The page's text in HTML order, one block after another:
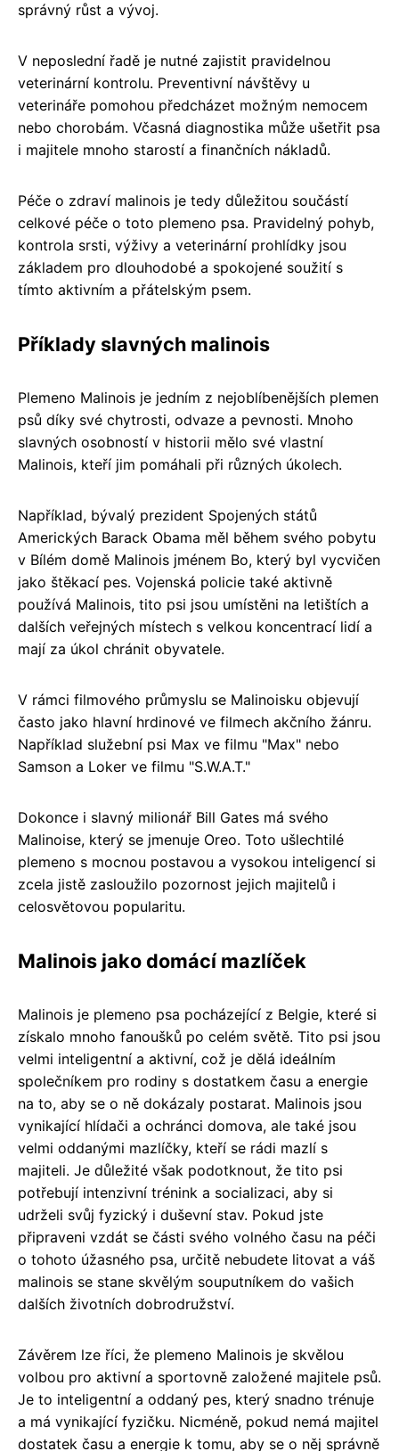
správný růst a vývoj.
V neposlední řadě je nutné zajistit pravidelnou
veterinární kontrolu. Preventivní návštěvy u
veterináře pomohou předcházet možným nemocem
nebo chorobám. Včasná diagnostika může ušetřit psa
i majitele mnoho starostí a finančních nákladů.
Péče o zdraví malinois je tedy důležitou součástí
celkové péče o toto plemeno psa. Pravidelný pohyb,
kontrola srsti, výživy a veterinární prohlídky jsou
základem pro dlouhodobé a spokojené soužití s
tímto aktivním a přátelským psem.
Příklady slavných malinois
Plemeno Malinois je jedním z nejoblíbenějších plemen
psů díky své chytrosti, odvaze a pevnosti. Mnoho
slavných osobností v historii mělo své vlastní
Malinois, kteří jim pomáhali při různých úkolech.
Například, bývalý prezident Spojených států
Amerických Barack Obama měl během svého pobytu
v Bílém domě Malinois jménem Bo, který byl vycvičen
jako štěkací pes. Vojenská policie také aktivně
používá Malinois, tito psi jsou umístěni na letištích a
dalších veřejných místech s velkou koncentrací lidí a
mají za úkol chránit obyvatele.
V rámci filmového průmyslu se Malinoisku objevují
často jako hlavní hrdinové ve filmech akčního žánru.
Například služební psi Max ve filmu "Max" nebo
Samson a Loker ve filmu "S.W.A.T."
Dokonce i slavný milionář Bill Gates má svého
Malinoise, který se jmenuje Oreo. Toto ušlechtilé
plemeno s mocnou postavou a vysokou inteligencí si
zcela jistě zasloužilo pozornost jejich majitelů i
celosvětovou popularitu.
Malinois jako domácí mazlíček
Malinois je plemeno psa pocházející z Belgie, které si
získalo mnoho fanoušků po celém světě. Tito psi jsou
velmi inteligentní a aktivní, což je dělá ideálním
společníkem pro rodiny s dostatkem času a energie
na to, aby se o ně dokázaly postarat. Malinois jsou
vynikající hlídači a ochránci domova, ale také jsou
velmi oddanými mazlíčky, kteří se rádi mazlí s
majiteli. Je důležité však podotknout, že tito psi
potřebují intenzivní trénink a socializaci, aby si
udrželi svůj fyzický i duševní stav. Pokud jste
připraveni vzdát se části svého volného času na péči
o tohoto úžasného psa, určitě nebudete litovat a váš
malinois se stane skvělým souputníkem do vašich
dalších životních dobrodružství.
Závěrem lze říci, že plemeno Malinois je skvělou
volbou pro aktivní a sportovně založené majitele psů.
Je to inteligentní a oddaný pes, který snadno trénuje
a má vynikající fyzičku. Nicméně, pokud nemá majitel
dostatek času a energie k tomu, aby se o něj správně